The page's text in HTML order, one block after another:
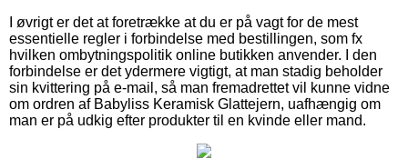
I øvrigt er det at foretrække at du er på vagt for de mest
essentielle regler i forbindelse med bestillingen, som fx
hvilken ombytningspolitik online butikken anvender. I den
forbindelse er det ydermere vigtigt, at man stadig beholder
sin kvittering på e-mail, så man fremadrettet vil kunne vidne
om ordren af Babyliss Keramisk Glattejern, uafhængig om
man er på udkig efter produkter til en kvinde eller mand.